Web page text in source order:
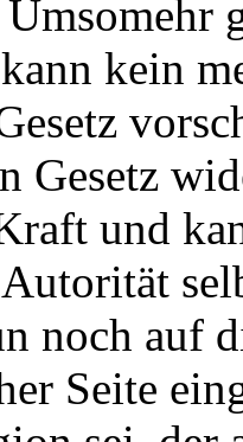
kein
Gesetz
und
Autorität
noch auf
Seite